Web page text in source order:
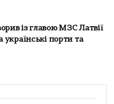
із главою МЗС Латвії
українські порти та